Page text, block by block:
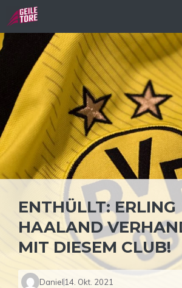
Zum
Inhalt
springen
ENTHÜLLT: ERLING
HAALAND
MIT DIESEM CLUB!
Daniel 14. Okt. 2021